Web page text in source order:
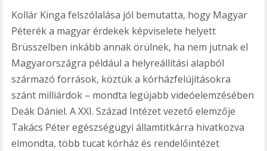
Kollár Kinga felszólalása jól bemutatta, hogy Magyar
Péterék a magyar érdekek képviselete helyett
Brüsszelben inkább annak örülnek, ha nem jutnak el
Magyarországra például a helyreállítási alapból
származó források, köztük a kórházfelújításokra
szánt milliárdok – mondta legújabb videóelemzésében
Deák Dániel. A XXI. Század Intézet vezető elemzője
Takács Péter egészségügyi államtitkárra hivatkozva
elmondta, több tucat kórház és rendelőintézet